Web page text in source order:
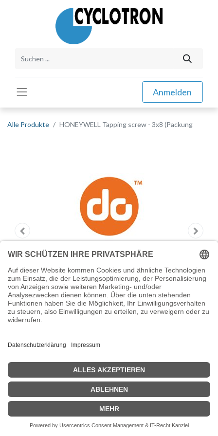
Anmelden
Alle Produkte HONEYWELL Tapping screw - 3x8 (Packung
(Packung
Datamax-O'Neil - Tapping screw - 3x8 (Packung mit 40) - für E-
Class Mark III Professional E-4204, E-4206, E-4305
Zeige Preise inklusiv MwSt. (Brutto)
22,76€ inkl. MwSt.